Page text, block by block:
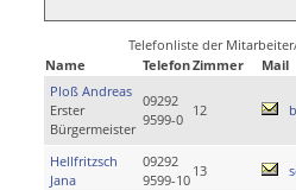
Telefonliste der
Name
TelefonZimmer
Mail
Ploß Andreas
Erster
Bürgermeister
09292
9599-0
12
Hellfritzsch
Jana
09292
9599-10
13